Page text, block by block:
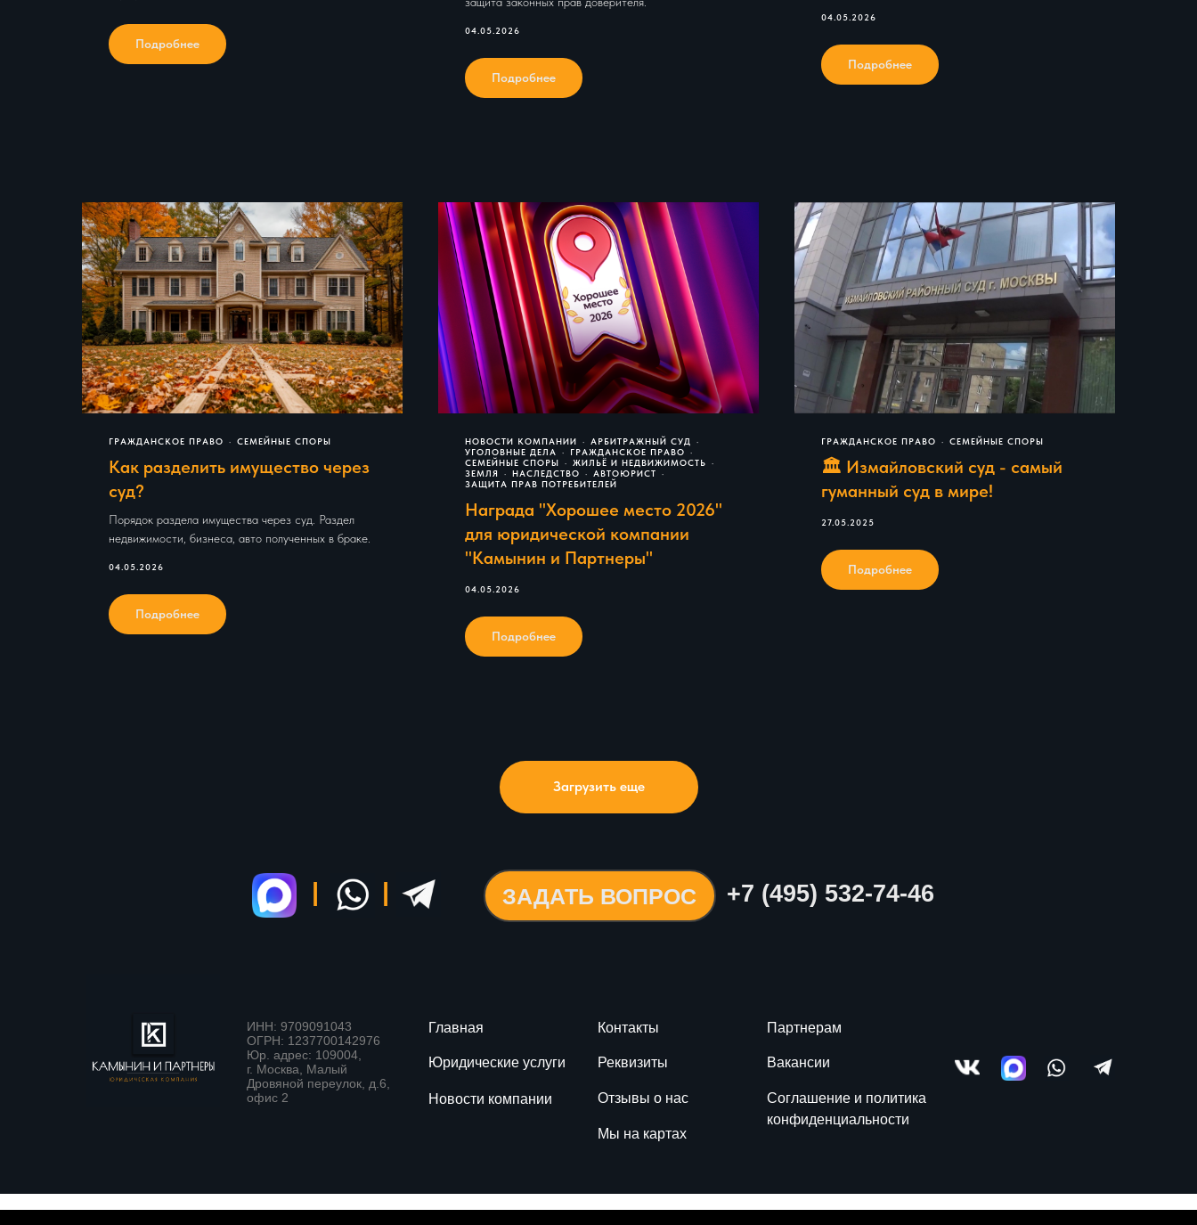
Подробнее
04.05.2026
Подробнее
04.05.2026
Подробнее
ГРАЖДАНСКОЕ ПРАВО СЕМЕЙНЫЕ СПОРЫ
Как разделить имущество через
суд?
Порядок раздела имущества через суд. Раздел
недвижимости, бизнеса, авто полученных в браке.
04.05.2026
Подробнее
НОВОСТИ КОМПАНИИ
АРБИТРАЖНЫЙ СУД
УГОЛОВНЫЕ ДЕЛА
ГРАЖДАНСКОЕ ПРАВО
СЕМЕЙНЫЕ СПОРЫ
ЖИЛЬЁ И НЕДВИЖИМОСТЬ
ЗЕМЛЯ
НАСЛЕДСТВО
АВТОЮРИСТ
ЗАЩИТА ПРАВ ПОТРЕБИТЕЛЕЙ
Награда "Хорошее место 2026"
для юридической компании
"Камынин и Партнеры"
04.05.2026
Подробнее
ГРАЖДАНСКОЕ ПРАВО СЕМЕЙНЫЕ СПОРЫ
🏛️ Измайловский суд - самый
гуманный суд в мире!
27.05.2025
Подробнее
Загрузить еще
ЗАДАТЬ ВОПРОС +7 (495) 532-74-46
|
|
ИНН: 9709091043
ОГРН: 1237700142976
Юр. адрес: 109004,
г. Москва, Малый
Дровяной переулок, д.6,
офис 2
Главная
Юридические услуги
Новости компании
Контакты
Реквизиты
Отзывы о нас
Мы на картах
Партнерам
Вакансии
Соглашение и политика
конфиденциальности